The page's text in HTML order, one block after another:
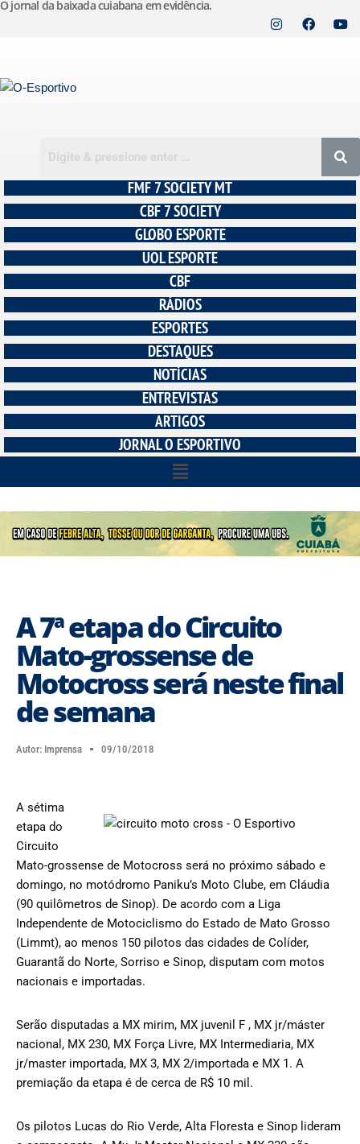
o
O jornal da baixada cuiabana em evidência.
FMF 7 SOCIETY MT
CBF 7 SOCIETY
GLOBO ESPORTE
UOL ESPORTE
CBF
RÁDIOS
ESPORTES
DESTAQUES
NOTÍCIAS
ENTREVISTAS
ARTIGOS
JORNAL O ESPORTIVO
A 7ª etapa do Circuito
Mato-grossense de
Motocross será neste final
de semana
Autor: Imprensa 09/10/2018
A sétima
etapa do
Circuito
Mato-grossense de Motocross será no próximo sábado e
domingo, no motódromo Paniku’s Moto Clube, em Cláudia
(90 quilômetros de Sinop). De acordo com a Liga
Independente de Motociclismo do Estado de Mato Grosso
(Limmt), ao menos 150 pilotos das cidades de Colíder,
Guarantã do Norte, Sorriso e Sinop, disputam com motos
nacionais e importadas.
Serão disputadas a MX mirim, MX juvenil F , MX jr/máster
nacional, MX 230, MX Força Livre, MX Intermediaria, MX
jr/master importada, MX 3, MX 2/importada e MX 1. A
premiação da etapa é de cerca de R$ 10 mil.
Os pilotos Lucas do Rio Verde, Alta Floresta e Sinop lideram